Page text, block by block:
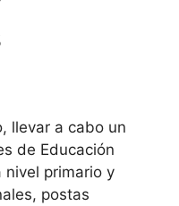
llevar a cabo un
de Educación
nivel primario y
postas